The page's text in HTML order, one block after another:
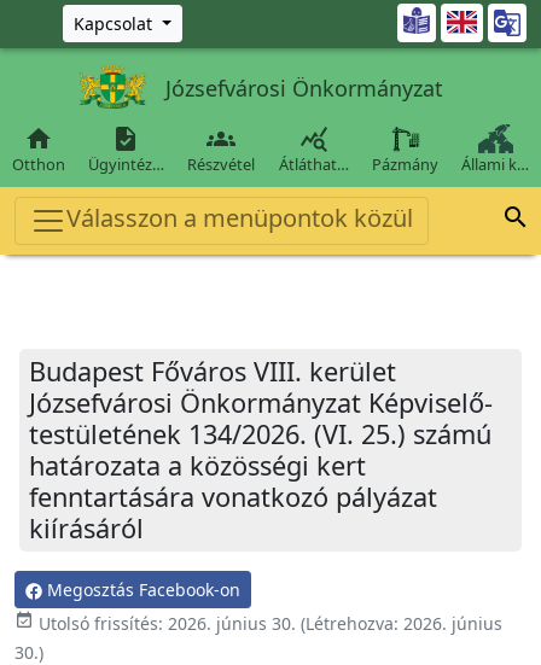
Ugrás a fő tartalomra
Kapcsolat 
Józsefvárosi Önkormányzat

Otthon

Ügyintéz…

Részvétel

Átláthat… Pázmány Állami k…
Válasszon a menüpontok közül 
Budapest Főváros VIII. kerület
Józsefvárosi Önkormányzat Képviselő-
testületének 134/2026. (VI. 25.) számú
határozata a közösségi kert
fenntartására vonatkozó pályázat
kiírásáról
Megosztás Facebook-on
event_available Utolsó frissítés: 2026. június 30. (Létrehozva: 2026. június
30.)